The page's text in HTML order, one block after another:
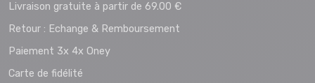
Livraison gratuite à partir de 69.00 €
Retour : Echange & Remboursement
Paiement 3x 4x Oney
Carte de fidélité